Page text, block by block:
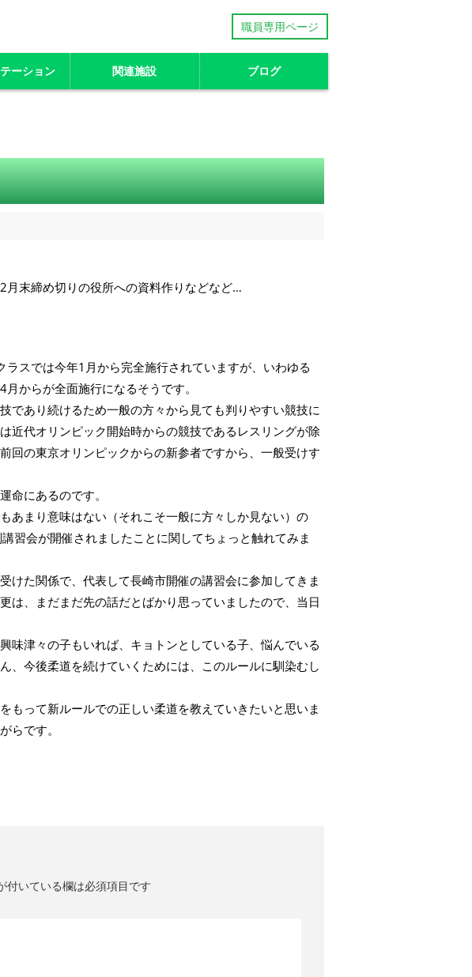
職員専用ページ
ーション 関連施設 ブログ
末締め切りの役所への資料作りなどなど…
スでは今年1月から完全施行されていますが、いわゆる
からが全面施行になるそうです。
であり続けるため一般の方々から見ても判りやすい競技に
近代オリンピック開始時からの競技であるレスリングが除
回の東京オリンピックからの新参者ですから、一般受けす
命にあるのです。
あまり意味はない（それこそ一般に方々しか見ない）の
習会が開催されましたことに関してちょっと触れてみま
けた関係で、代表して長崎市開催の講習会に参加してきま
は、まだまだ先の話だとばかり思っていましたので、当日
味津々の子もいれば、キョトンとしている子、悩んでいる
、今後柔道を続けていくためには、このルールに馴染むし
もって新ルールでの正しい柔道を教えていきたいと思いま
らです。
付いている欄は必須項目です